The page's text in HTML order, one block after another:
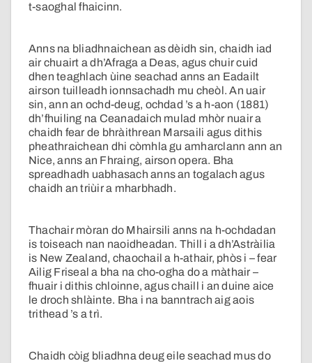
t-saoghal fhaicinn.
Anns na bliadhnaichean as dèidh sin, chaidh iad
air chuairt a dh’Afraga a Deas, agus chuir cuid
dhen teaghlach ùine seachad anns an Eadailt
airson tuilleadh ionnsachadh mu cheòl. An uair
sin, ann an ochd-deug, ochdad ’s a h-aon (1881)
dh’fhuiling na Ceanadaich mulad mhòr nuair a
chaidh fear de bhràithrean Marsaili agus dithis
pheathraichean dhi còmhla gu amharclann ann an
Nice, anns an Fhraing, airson opera. Bha
spreadhadh uabhasach anns an togalach agus
chaidh an triùir a mharbhadh.
Thachair mòran do Mhairsili anns na h-ochdadan
is toiseach nan naoidheadan. Thill i a dh’Astràilia
is New Zealand, chaochail a h-athair, phòs i – fear
Ailig Friseal a bha na cho-ogha do a màthair –
fhuair i dithis chloinne, agus chaill i an duine aice
le droch shlàinte. Bha i na banntrach aig aois
trithead ’s a trì.
Chaidh còig bliadhna deug eile seachad mus do